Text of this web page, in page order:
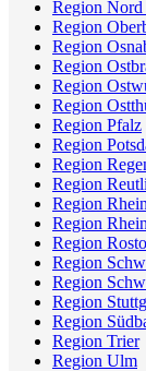
Region Nord
Region
Region
Region
Region
Region
Region Pfalz
Region
Region
Region
Region
Region
Region
Region
Region
Region
Region
Region Trier
Region Ulm